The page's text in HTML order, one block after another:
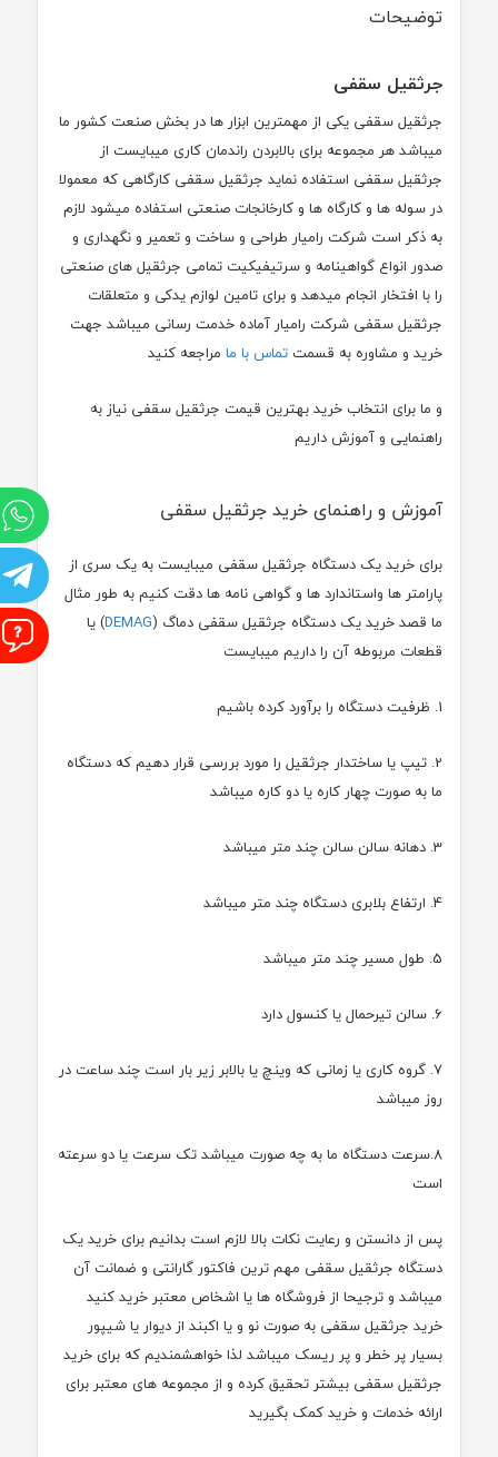
توضیحات
جرثقیل سقفی
جرثقیل سقفی یکی از مهمترین ابزار ها در بخش صنعت کشور ما
میباشد هر مجموعه برای بالابردن راندمان کاری میبایست از
جرثقیل سقفی استفاده نماید جرثقیل سقفی کارگاهی که معمولا
در سوله ها و کارگاه ها و کارخانجات صنعتی استفاده میشود لازم
به ذکر است شرکت رامیار طراحی و ساخت و تعمیر و نگهداری و
صدور انواع گواهینامه و سرتیفیکیت تمامی جرثقیل های صنعتی
را با افتخار انجام میدهد و برای تامین لوازم یدکی و متعلقات
جرثقیل سقفی شرکت رامیار آماده خدمت رسانی میباشد جهت
خرید و مشاوره به قسمتتماس با مامراجعه کنید
و ما برای انتخاب خرید بهترین قیمت جرثقیل سقفی نیاز به
راهنمایی و آموزش داریم
آموزش و راهنمای خرید جرثقیل سقفی
برای خرید یک دستگاه جرثقیل سقفی میبایست به یک سری از
پارامتر ها واستاندارد ها و گواهی نامه ها دقت کنیم به طور مثال
ما قصد خرید یک دستگاه جرثقیل سقفی دماگ (DEMAG) یا
قطعات مربوطه آن را داریم میبایست
1. ظرفیت دستگاه را برآورد کرده باشیم
2. تیپ یا ساختدار جرثقیل را مورد بررسی قرار دهیم که دستگاه
ما به صورت چهار کاره یا دو کاره میباشد
3. دهانه سالن سالن چند متر میباشد
4. ارتفاع بلابری دستگاه چند متر میباشد
5. طول مسیر چند متر میباشد
6. سالن تیرحمال یا کنسول دارد
7. گروه کاری یا زمانی که وینچ یا بالابر زیر بار است چند ساعت در
روز میباشد
8.سرعت دستگاه ما به چه صورت میباشد تک سرعت یا دو سرعته
است
پس از دانستن و رعایت نکات بالا لازم است بدانیم برای خرید یک
دستگاه جرثقیل سقفی مهم ترین فاکتور گارانتی و ضمانت آن
میباشد و ترجیحا از فروشگاه ها یا اشخاص معتبر خرید کنید
خرید جرثقیل سقفی به صورت نو و یا اکبند از دیوار یا شیپور
بسیار پر خطر و پر ریسک میباشد لذا خواهشمندیم که برای خرید
جرثقیل سقفی بیشتر تحقیق کرده و از مجموعه های معتبر برای
ارائه خدمات و خرید کمک بگیرید